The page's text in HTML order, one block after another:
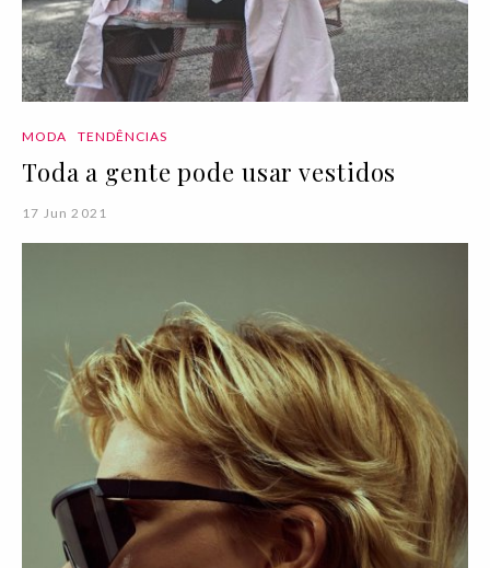
MODA TENDÊNCIAS
Toda a gente pode usar vestidos
17 Jun 2021